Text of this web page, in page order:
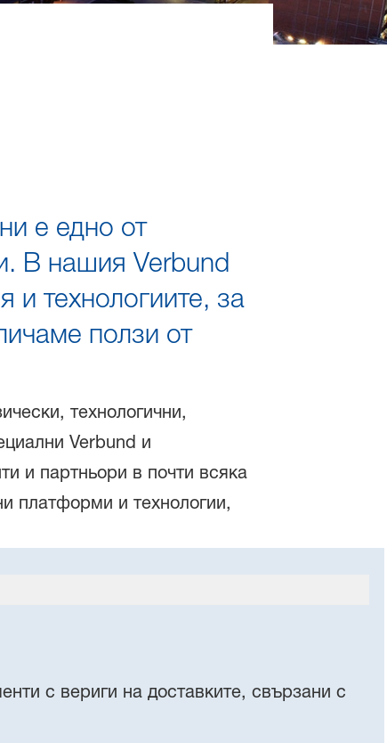
е едно от
В нашия Verbund
и технологиите, за
ползи от
технологични,
Verbund и
и партньори в почти всяка
платформи и технологии,
с вериги на доставките, свързани с